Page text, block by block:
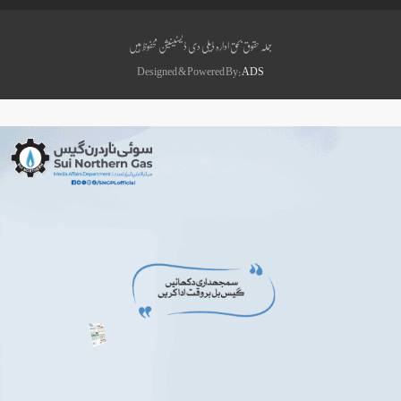
جملہ حقوق بحق ادارہ ڈیلی دی ڈیسٹینیشن محفوظ ہیں
Designed & Powered By: ADS